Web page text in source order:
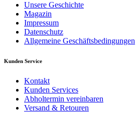
Unsere Geschichte
Magazin
Impressum
Datenschutz
Allgemeine Geschäftsbedingungen
Kunden Service
Kontakt
Kunden Services
Abholtermin vereinbaren
Versand & Retouren